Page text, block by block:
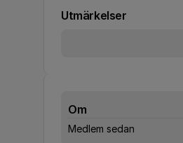
Utmärkelser
Om
Medlem sedan